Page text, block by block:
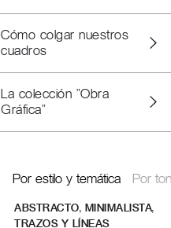
Cómo colgar nuestros
cuadros
La colección "Obra
Gráfica"
Por estilo y temática Por
ABSTRACTO, MINIMALISTA,
TRAZOS Y LÍNEAS